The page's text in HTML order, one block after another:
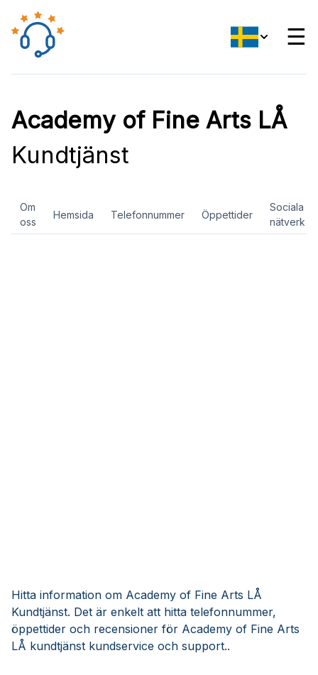
☰
Academy of Fine Arts LÅ
Kundtjänst
Om
oss
Hemsida Telefonnummer Öppettider
Sociala
nätverk
Hitta information om Academy of Fine Arts LÅ
Kundtjänst. Det är enkelt att hitta telefonnummer,
öppettider och recensioner för Academy of Fine Arts
LÅ kundtjänst kundservice och support..